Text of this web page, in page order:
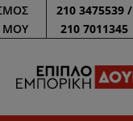
ΜΟΥ
210 3475539 /
210 7011345